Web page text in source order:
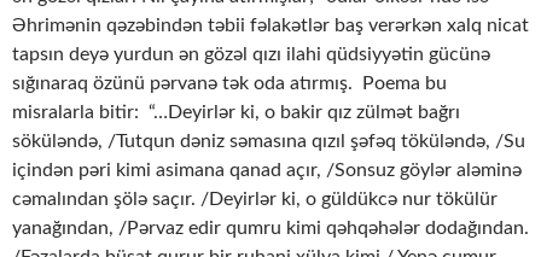
Əhrimənin qəzəbindən təbii fəlakətlər baş verərkən xalq nicat
tapsın deyə yurdun ən gözəl qızı ilahi qüdsiyyətin gücünə
sığınaraq özünü pərvanə tək oda atırmış. Poema bu
misralarla bitir: “…Deyirlər ki, o bakir qız zülmət bağrı
söküləndə, /Tutqun dəniz səmasına qızıl şəfəq töküləndə, /Su
içindən pəri kimi asimana qanad açır, /Sonsuz göylər aləminə
cəmalından şölə saçır. /Deyirlər ki, o güldükcə nur tökülür
yanağından, /Pərvaz edir qumru kimi qəhqəhələr dodağından.